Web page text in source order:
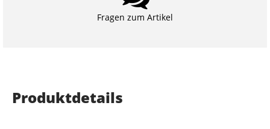
Fragen zum Artikel
Produktdetails